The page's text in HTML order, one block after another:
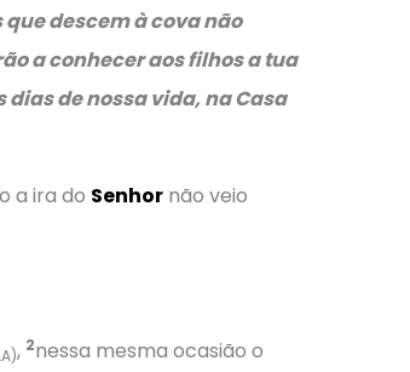
descem à cova não
a conhecer aos filhos a tua
de nossa vida, na Casa
a ira do Senhor não veio
, 2nessa mesma ocasião o